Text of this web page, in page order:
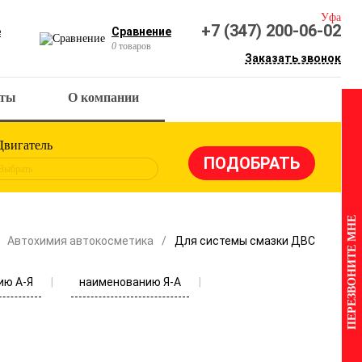
Сравнение
0 товаров
Уфа
+7 (347) 200-06-02
Заказать звонок
О компании
Выбрать
Автохимия автокосметика Для системы смазки ДВС
А-Я наименованию Я-А ПЕРЕЗВОНИТЕ МНЕ